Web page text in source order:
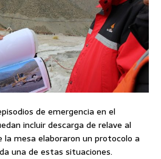
de emergencia en el
incluir descarga de relave al
mesa elaboraron un protocolo a
una de estas situaciones.